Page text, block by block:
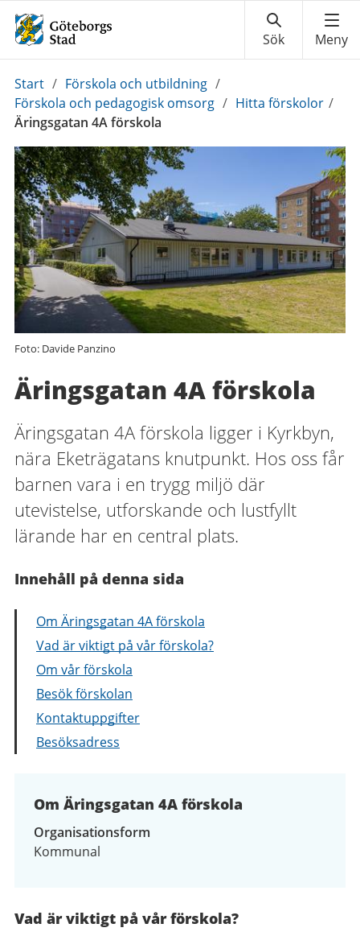
Du
är
här:
Start / Förskola och utbildning /
Förskola och pedagogisk omsorg / Hitta förskolor /
Äringsgatan 4A förskola
Foto: Davide Panzino
Äringsgatan 4A förskola
Äringsgatan 4A förskola ligger i Kyrkbyn,
nära Eketrägatans knutpunkt. Hos oss får
barnen vara i en trygg miljö där
utevistelse, utforskande och lustfyllt
lärande har en central plats.
Innehåll på denna sida
Om Äringsgatan 4A förskola
Vad är viktigt på vår förskola?
Om vår förskola
Besök förskolan
Kontaktuppgifter
Besöksadress
Om Äringsgatan 4A förskola
Organisationsform
Kommunal
Vad är viktigt på vår förskola?